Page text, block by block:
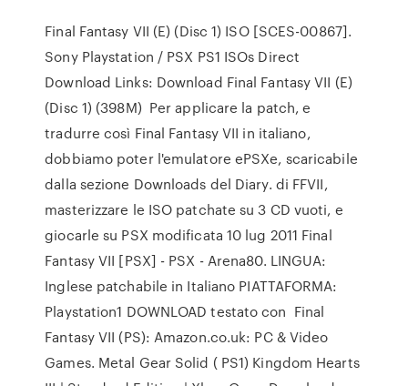
Final Fantasy VII (E) (Disc 1) ISO [SCES-00867].
Sony Playstation / PSX PS1 ISOs Direct
Download Links: Download Final Fantasy VII (E)
(Disc 1) (398M) Per applicare la patch, e
tradurre così Final Fantasy VII in italiano,
dobbiamo poter l'emulatore ePSXe, scaricabile
dalla sezione Downloads del Diary. di FFVII,
masterizzare le ISO patchate su 3 CD vuoti, e
giocarle su PSX modificata 10 lug 2011 Final
Fantasy VII [PSX] - PSX - Arena80. LINGUA:
Inglese patchabile in Italiano PIATTAFORMA:
Playstation1 DOWNLOAD testato con Final
Fantasy VII (PS): Amazon.co.uk: PC & Video
Games. Metal Gear Solid ( PS1) Kingdom Hearts